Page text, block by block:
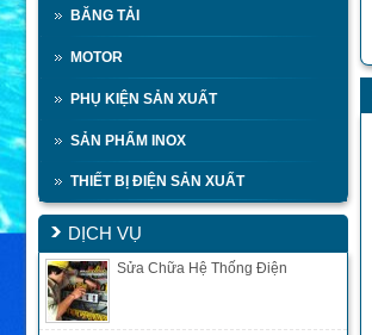
BĂNG TẢI
MOTOR
PHỤ KIỆN SẢN XUẤT
SẢN PHẨM INOX
THIẾT BỊ ĐIỆN SẢN XUẤT
DỊCH VỤ
Sửa Chữa Hệ Thống Điện